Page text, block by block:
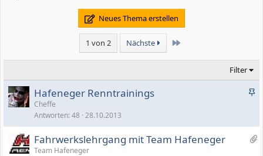
Neues Thema erstellen
1 von 2 Nächste Letzte
Filter
A
e
h
Hafeneger Renntrainings
Cheffe
Antworten 48 28.10.2013
1
Fahrwerkslehrgang mit Team Hafeneger
Team Hafeneger